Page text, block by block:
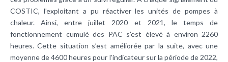
COSTIC, l’exploitant a pu réactiver les unités de pompes à
chaleur. Ainsi, entre juillet 2020 et 2021, le temps de
fonctionnement cumulé des PAC s’est élevé à environ 2260
heures. Cette situation s’est améliorée par la suite, avec une
moyenne de 4600 heures pour l’indicateur sur la période de 2022,